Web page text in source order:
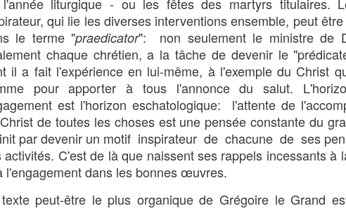
qui lie les diverses interventions ensemble, peut
le terme "praedicator": non seulement le ministre de
chaque chrétien, a la tâche de devenir le
il a fait l'expérience en lui-même, à l'exemple du Christ
pour apporter à tous l'annonce du salut.
est l'horizon eschatologique: l'attente de
de toutes les choses est une pensée constante du
par devenir un motif inspirateur de chacune de ses
activités. C'est de là que naissent ses rappels incessants à
l'engagement dans les bonnes œuvres.
peut-être le plus organique de Grégoire le Grand